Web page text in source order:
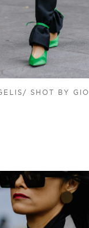
SHOT BY GIO